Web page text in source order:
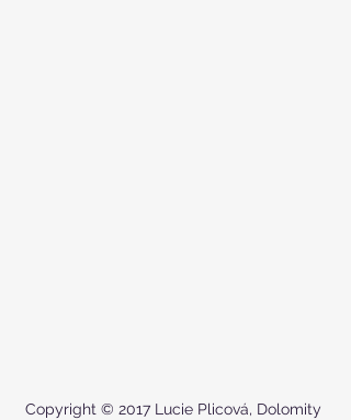
Copyright © 2017 Lucie Plicová, Dolomity